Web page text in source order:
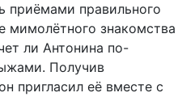
приёмами правильного
мимолётного знакомства
ли Антонина по-
Получив
пригласил её вместе с